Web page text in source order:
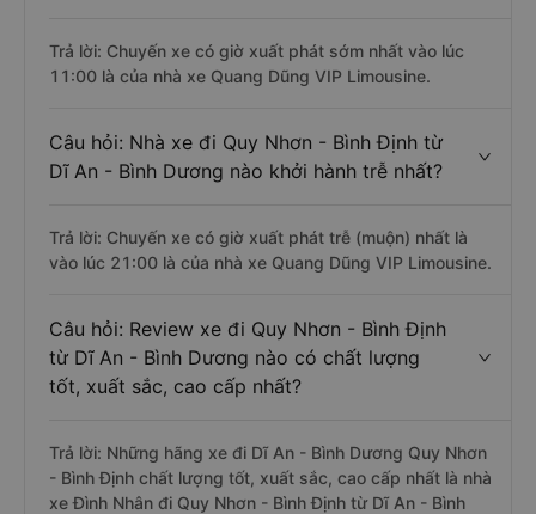
Trả lời: Chuyến xe có giờ xuất phát sớm nhất vào lúc
11:00 là của nhà xe Quang Dũng VIP Limousine.
Câu hỏi: Nhà xe đi Quy Nhơn - Bình Định từ
Dĩ An - Bình Dương nào khởi hành trễ nhất?
Trả lời: Chuyến xe có giờ xuất phát trễ (muộn) nhất là
vào lúc 21:00 là của nhà xe Quang Dũng VIP Limousine.
Câu hỏi: Review xe đi Quy Nhơn - Bình Định
từ Dĩ An - Bình Dương nào có chất lượng
tốt, xuất sắc, cao cấp nhất?
Trả lời: Những hãng xe đi Dĩ An - Bình Dương Quy Nhơn
- Bình Định chất lượng tốt, xuất sắc, cao cấp nhất là nhà
xe Đình Nhân đi Quy Nhơn - Bình Định từ Dĩ An - Bình